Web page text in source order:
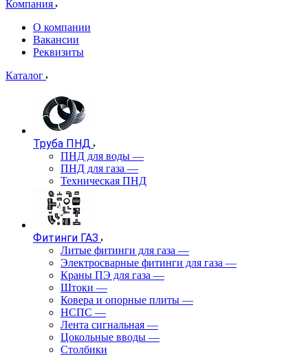
Компания
О компании
Вакансии
Реквизиты
Каталог
Труба ПНД
ПНД для воды —
ПНД для газа —
Техническая ПНД
Фитинги ГАЗ
Литые фитинги для газа —
Электросварные фитинги для газа —
Краны ПЭ для газа —
Штоки —
Ковера и опорные плиты —
НСПС —
Лента сигнальная —
Цокольные вводы —
Столбики